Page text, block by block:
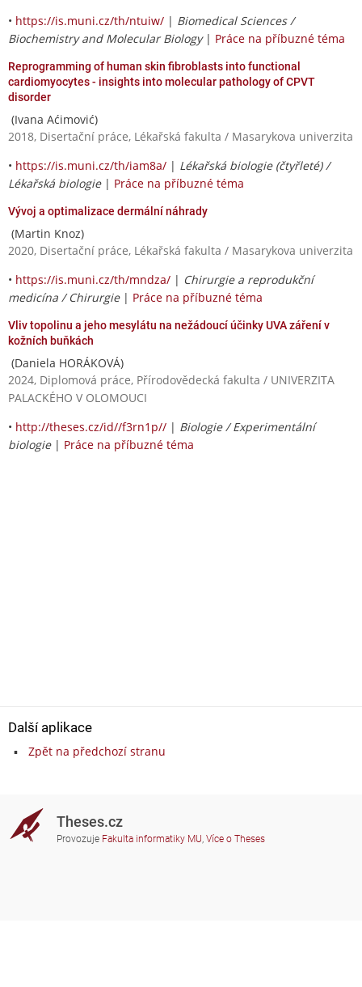
• https://is.muni.cz/th/ntuiw/ | Biomedical Sciences /
Biochemistry and Molecular Biology| Práce na příbuzné téma
Reprogramming of human skin fibroblasts into functional
cardiomyocytes - insights into molecular pathology of CPVT
disorder
(Ivana Aćimović)
2018, Disertační práce, Lékařská fakulta / Masarykova univerzita
• https://is.muni.cz/th/iam8a/ | Lékařská biologie (čtyřleté) /
Lékařská biologie| Práce na příbuzné téma
Vývoj a optimalizace dermální náhrady
(Martin Knoz)
2020, Disertační práce, Lékařská fakulta / Masarykova univerzita
• https://is.muni.cz/th/mndza/ | Chirurgie a reprodukční
medicína / Chirurgie| Práce na příbuzné téma
Vliv topolinu a jeho mesylátu na nežádoucí účinky UVA záření v
kožních buňkách
(Daniela HORÁKOVÁ)
2024, Diplomová práce, Přírodovědecká fakulta / UNIVERZITA
PALACKÉHO V OLOMOUCI
• http://theses.cz/id//f3rn1p// | Biologie / Experimentální
biologie| Práce na příbuzné téma
Další aplikace
Zpět na předchozí stranu
Theses.cz
Provozuje Fakulta informatiky MU, Více o Theses